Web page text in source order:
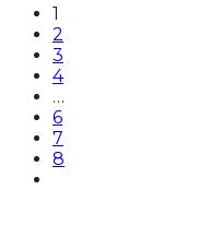
1
2
3
4
…
6
7
8